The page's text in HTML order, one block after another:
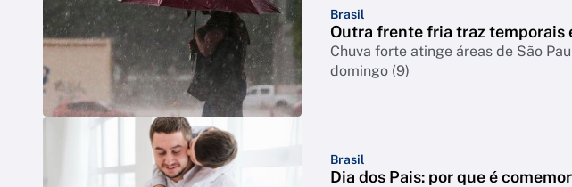
Brasil
Outra frente fria traz temporais
Chuva forte atinge áreas de São
domingo (9)
Brasil
Dia dos Pais: por que é